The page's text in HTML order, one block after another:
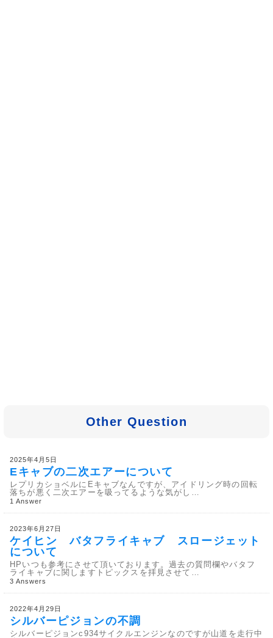
Other Question
2025年4月5日
Eキャブの二次エアーについて
レプリカショベルにEキャブなんですが、アイドリング時の回転
落ちが悪く二次エアーを吸ってるような気がし…
1 Answer
2023年6月27日
ケイヒン バタフライキャブ スロージェット
について
HPいつも参考にさせて頂いております。過去の質問欄やバタフ
ライキャブに関しますトピックスを拝見させて…
3 Answers
2022年4月29日
シルバーピジョンの不調
シルバーピジョンc934サイクルエンジンなのですが山道を走行中